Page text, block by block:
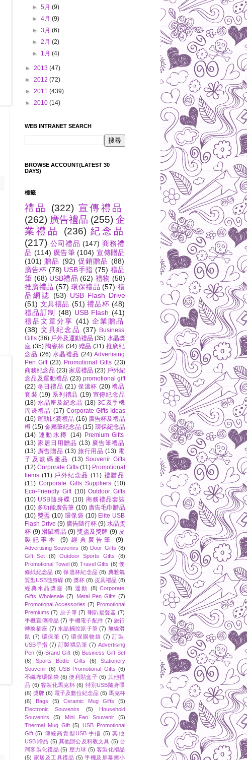
►5月(9)
►4月(9)
►3月(6)
►2月(2)
► 1月(4)
► 2013 (47)
► 2012 (72)
► 2011 (439)
► 2010 (14)
WEB INTRANET SEARCH
BROWSE ACCOUNT(LATEST 30
DAYS)
標籤
禮品 (322) 宣傳禮品
(262) 廣告禮品 (255) 企
業禮品
(236) 紀念品
(217) 公司禮品 (147) 商務禮
品 (114) 廣告筆 (104) 宣傳贈品
(101) 贈品 (92) 促銷贈品 (88)
廣告杯 (78) USB手指 (75) 禮品
筆 (68) USB禮品 (62) 禮物 (58)
推廣禮品 (57) 環保禮品 (57) 禮
品網誌 (53) USB Flash Drive
(51) 文具禮品 (51) 禮品杯 (48)
禮品訂制
(48) USB Flash (41)
禮品文章分享 (41) 企業贈品
(38) 文具紀念品 (37)
Business
Gifts (36) 戶外及運動禮品 (35) 水晶獎
座 (35) 陶瓷杯 (34) 赠品 (31) 推廣紀
念品 (26) 水晶禮品 (24) Advertising
Pen Gift (23) Promotional Gifts (23)
商務紀念品 (23) 家居禮品 (23) 戶外紀
念品及運動禮品 (23) promotional gift
(22) 冬日禮品 (21) 保溫杯 (20) 禮品
套裝 (19) 系列禮品 (19) 宣傳紀念品
(18) 水晶座及紀念品 (18) 3C及手機
周邊禮品 (17) Corporate Gifts Ideas
(16) 運動比賽禮品 (16) 廣告杯及禮品
樽 (15) 金屬筆紀念品 (15) 環保紀念品
(14) 運動水樽 (14) Premium Gifts
(13) 家居日用贈品 (13) 廣告筆禮品
(13) 廣告贈品 (13) 旅行用品 (13) 電
子及數碼產品
(13) Souvenir Gifts
(12) Corporate Gifts (11) Promotional
Items (11) 戶外紀念品 (11) 禮贈品
(11) Corporate Gifts Suppliers (10)
Eco-Friendly Gift (10) Outdoor Gifts
(10) USB隨身碟 (10) 商務禮品套裝
(10) 多功能廣告筆 (10) 廣告毛巾贈品
(10) 獎盃 (10) 環保袋 (10) Elite USB
Flash Drive (9) 廣告隨行杯 (9) 水晶獎
杯 (9) 滑鼠禮品 (9) 獎盃及獎牌 (9) 皮
製記事本
(9) 經典廣告筆 (9)
Advertising Souvenirs (8) Door Gifts (8)
Gift Set
(8) Outdoor Sports Gifts
(8)
Promotional Towel (8) Travel Gifts (8) 便
條紙紀念品 (8) 保溫杯紀念品 (8) 典雅氣
質型USB隨身碟 (8) 獎杯 (8) 皮具禮品 (8)
經典水晶獎座 (8) 運動 (8) Corporate
Gifts Wholesale (7) Metal Pen Gifts (7)
Promotional Accessories (7) Promotional
Premiums (7) 原子筆 (7) 喇叭揚聲器 (7)
手機宣傳贈品 (7) 手機電子配件 (7) 旅行
轉換插座 (7) 水晶觸控原子筆 (7) 無線滑
鼠 (7) 環保筆 (7) 環保購物袋 (7) 訂製
USB手指 (7) 訂製禮品筆 (7) Advertising
Pen (6) Brand Gift (6) Business Gift Set
(6)
Sports Bottle Gifts (6)
Stationery
Souvenir (6) USB Promotional Gifts (6)
不織布環保袋 (6) 便利貼盒子 (6) 其他禮
品 (6) 客製化馬克杯 (6) 特別USB隨身碟
(6) 獎牌 (6) 電子及數位紀念品 (6) 馬克杯
(6)
Bags (5) Ceramic Mug Gifts
(5)
Electronic Souvenirs
(5)
Household
Souvenirs
(5) Mini Fan Souvenir
(5)
Thermal Mug Gift (5)
USB Promotional
Gift (5) 傳統高貴型USB 手指 (5) 其他
USB 贈品 (5) 其他辦公及科教文具 (5) 台
灣客製化禮品 (5) 壓力球 (5) 客製化禮品
(5) 家居及工具禮品 (5) 手機及屏幕擦小